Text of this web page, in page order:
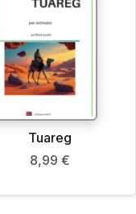
Tuareg
8,99 €